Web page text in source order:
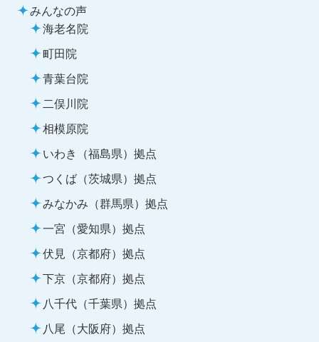
みんなの声
海老名院
町田院
青葉台院
二俣川院
相模原院
いわき（福島県）拠点
つくば（茨城県）拠点
みなかみ（群馬県）拠点
一宮（愛知県）拠点
伏見（京都府）拠点
下京（京都府）拠点
八千代（千葉県）拠点
八尾（大阪府）拠点